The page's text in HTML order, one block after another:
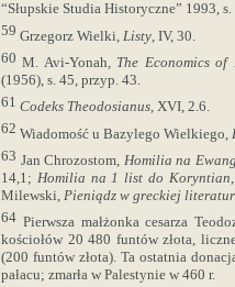
“Słupskie Studia Historyczne” 1993,
59 Grzegorz Wielki, Listy , IV, 30.
60M. Avi-Yonah, The Economics of
(1956), s. 45, przyp. 43.
61 Codeks Theodosianus, XVI, 2.6.
62 Wiadomość u Bazylego Wielkiego,
63 Jan Chrozostom, Homilia na
14,1; Homilia na 1 list do Koryntian
Milewski, Pieniądz w greckiej
64 Pierwsza małżonka cesarza
kościołów 20 480 funtówzłota,
(200 funtów złota). Ta ostatnia
pałacu; zmarła w Palestynie w 460 r.